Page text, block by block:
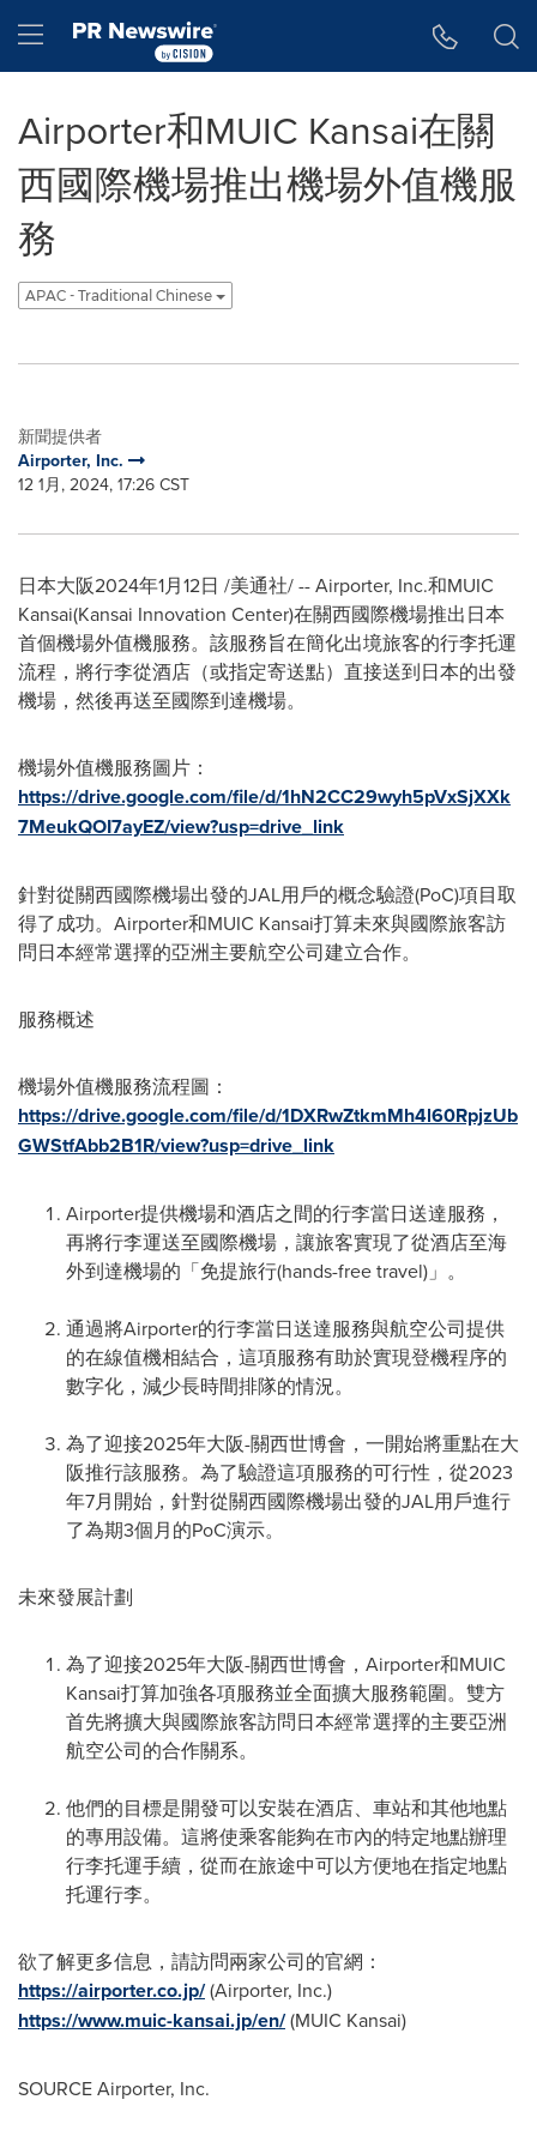
Hamburger menu
Airporter和MUIC Kansai在關
西國際機場推出機場外值機服
務
APAC - Traditional Chinese
新聞提供者
Airporter, Inc.
12 1月, 2024, 17:26 CST
日本大阪2024年1月12日 /美通社/ -- Airporter, Inc.和MUIC
Kansai(Kansai Innovation Center)在關西國際機場推出日本
首個機場外值機服務。該服務旨在簡化出境旅客的行李托運
流程，將行李從酒店（或指定寄送點）直接送到日本的出發
機場，然後再送至國際到達機場。
機場外值機服務圖片：
https://drive.google.com/file/d/1hN2CC29wyh5pVxSjXXk
7MeukQOI7ayEZ/view?usp=drive_link
針對從關西國際機場出發的JAL用戶的概念驗證(PoC)項目取
得了成功。Airporter和MUIC Kansai打算未來與國際旅客訪
問日本經常選擇的亞洲主要航空公司建立合作。
服務概述
機場外值機服務流程圖：
https://drive.google.com/file/d/1DXRwZtkmMh4l60RpjzUb
GWStfAbb2B1R/view?usp=drive_link
Airporter提供機場和酒店之間的行李當日送達服務，
再將行李運送至國際機場，讓旅客實現了從酒店至海
外到達機場的「免提旅行(hands-free travel)」。
通過將Airporter的行李當日送達服務與航空公司提供
的在線值機相結合，這項服務有助於實現登機程序的
數字化，減少長時間排隊的情況。
為了迎接2025年大阪-關西世博會，一開始將重點在大
阪推行該服務。為了驗證這項服務的可行性，從2023
年7月開始，針對從關西國際機場出發的JAL用戶進行
了為期3個月的PoC演示。
未來發展計劃
為了迎接2025年大阪-關西世博會，Airporter和MUIC
Kansai打算加強各項服務並全面擴大服務範圍。雙方
首先將擴大與國際旅客訪問日本經常選擇的主要亞洲
航空公司的合作關系。
他們的目標是開發可以安裝在酒店、車站和其他地點
的專用設備。這將使乘客能夠在市內的特定地點辦理
行李托運手續，從而在旅途中可以方便地在指定地點
托運行李。
欲了解更多信息，請訪問兩家公司的官網：
https://airporter.co.jp/(Airporter, Inc.)
https://www.muic-kansai.jp/en/(MUIC Kansai)
SOURCE Airporter, Inc.